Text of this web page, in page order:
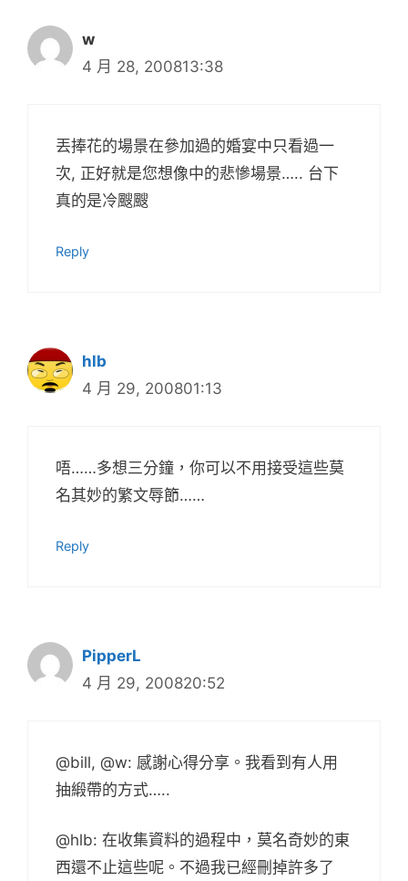
w
4 月 28, 200813:38
丟捧花的場景在參加過的婚宴中只看過一
次, 正好就是您想像中的悲慘場景….. 台下
真的是冷颼颼
Reply
hlb
4 月 29, 200801:13
唔……多想三分鐘，你可以不用接受這些莫
名其妙的繁文辱節……
Reply
PipperL
4 月 29, 200820:52
@bill, @w: 感謝心得分享。我看到有人用
抽緞帶的方式…..
@hlb: 在收集資料的過程中，莫名奇妙的東
西還不止這些呢。不過我已經刪掉許多了